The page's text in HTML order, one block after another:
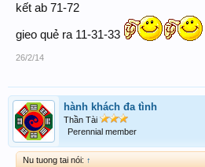
kết ab 71-72
gieo quẻ ra 11-31-33
26/2/14
hành khách đa tình
Thần Tài
Perennial member
Nu tuong tai nói: ↑